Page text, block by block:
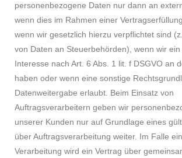
personenbezogene Daten nur dann an
wenn dies im Rahmen einer
wenn wir gesetzlich hierzu verpflichtet sind
von Daten an Steuerbehörden), wenn wir
Interesse nach Art. 6 Abs. 1 lit. f DSGVO an
haben oder wenn eine sonstige
Datenweitergabe erlaubt. Beim Einsatz von
Auftragsverarbeitern geben wir
unserer Kunden nur auf Grundlage eines
über Auftragsverarbeitung weiter. Im Falle
Verarbeitung wird ein Vertrag über